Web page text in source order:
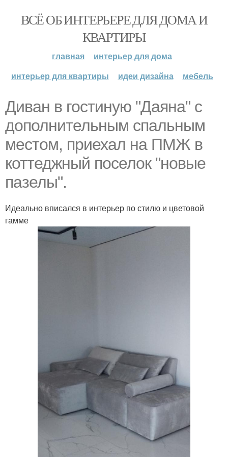
ВСЁ ОБ ИНТЕРЬЕРЕ ДЛЯ ДОМА И
КВАРТИРЫ
главная
интерьер для дома
интерьер для квартиры
идеи дизайна мебель
Диван в гостиную "Даяна" с
дополнительным спальным
местом, приехал на ПМЖ в
коттеджный поселок "новые
пазелы".
Идеально вписался в интерьер по стилю и цветовой
гамме